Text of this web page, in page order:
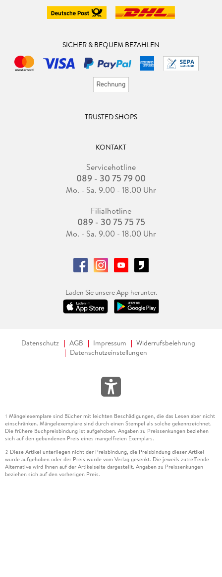
SICHER & BEQUEM BEZAHLEN
TRUSTED SHOPS
KONTAKT
Servicehotline
089 - 30 75 79 00
Mo. - Sa. 9.00 - 18.00 Uhr
Filialhotline
089 - 30 75 75 75
Mo. - Sa. 9.00 - 18.00 Uhr
Laden Sie unsere App herunter.
Datenschutz AGB Impressum
Widerrufsbelehrung
Datenschutzeinstellungen
1 Mängelexemplare sind Bücher mit leichten Beschädigungen, die das Lesen aber nicht
einschränken. Mängelexemplare sind durch einen Stempel als solche gekennzeichnet.
Die frühere Buchpreisbindung ist aufgehoben. Angaben zu Preissenkungen beziehen
sich auf den gebundenen Preis eines mangelfreien Exemplars.
2 Diese Artikel unterliegen nicht der Preisbindung, die Preisbindung dieser Artikel
wurde aufgehoben oder der Preis wurde vom Verlag gesenkt. Die jeweils zutreffende
Alternative wird Ihnen auf der Artikelseite dargestellt. Angaben zu Preissenkungen
beziehen sich auf den vorherigen Preis.